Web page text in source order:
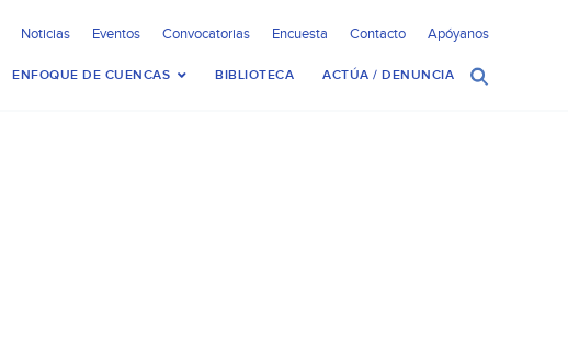
Noticias Eventos Convocatorias Encuesta Contacto Apóyanos
ENFOQUE DE CUENCAS BIBLIOTECA ACTÚA / DENUNCIA